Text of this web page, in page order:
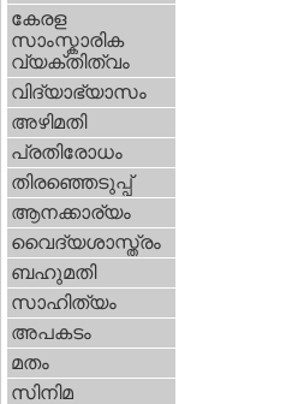
കേരള
സാംസ്കാരിക
വ്യക്തിത്വം
വിദ്യാഭ്യാസം
അഴിമതി
പ്രതിരോധം
തിരഞ്ഞെടുപ്പ്
ആനക്കാര്യം
വൈദ്യശാസ്ത്രം
ബഹുമതി
സാഹിത്യം
അപകടം
മതം
സിനിമ